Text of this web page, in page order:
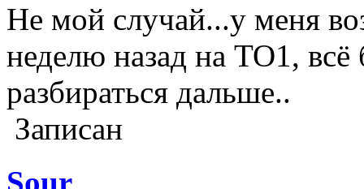
Не мой случай...у меня
неделю назад на ТО1,
разбираться дальше..
Записан